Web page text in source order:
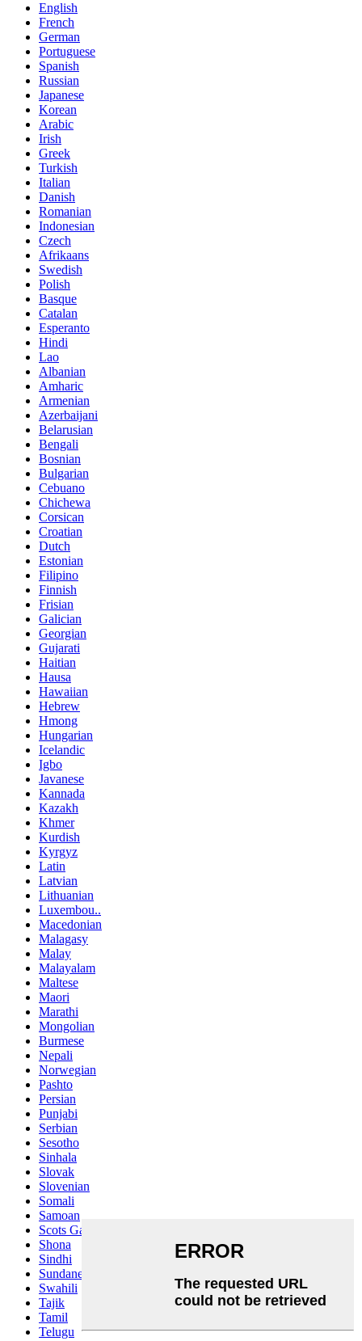
English
French
German
Portuguese
Spanish
Russian
Japanese
Korean
Arabic
Irish
Greek
Turkish
Italian
Danish
Romanian
Indonesian
Czech
Afrikaans
Swedish
Polish
Basque
Catalan
Esperanto
Hindi
Lao
Albanian
Amharic
Armenian
Azerbaijani
Belarusian
Bengali
Bosnian
Bulgarian
Cebuano
Chichewa
Corsican
Croatian
Dutch
Estonian
Filipino
Finnish
Frisian
Galician
Georgian
Gujarati
Haitian
Hausa
Hawaiian
Hebrew
Hmong
Hungarian
Icelandic
Igbo
Javanese
Kannada
Kazakh
Khmer
Kurdish
Kyrgyz
Latin
Latvian
Lithuanian
Luxembou..
Macedonian
Malagasy
Malay
Malayalam
Maltese
Maori
Marathi
Mongolian
Burmese
Nepali
Norwegian
Pashto
Persian
Punjabi
Serbian
Sesotho
Sinhala
Slovak
Slovenian
Somali
Samoan
Scots Gaelic
Shona
Sindhi
Sundanese
Swahili
Tajik
Tamil
Telugu